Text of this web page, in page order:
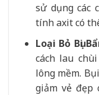
sử dụng các
tính axit có
Loại Bỏ Bụi
cách lau
lông mềm.
giảm vẻ đẹp